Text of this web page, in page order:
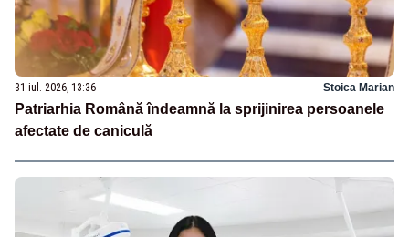
31 iul. 2026, 13:36 Stoica Marian
Patriarhia Română îndeamnă la sprijinirea persoanele
afectate de caniculă